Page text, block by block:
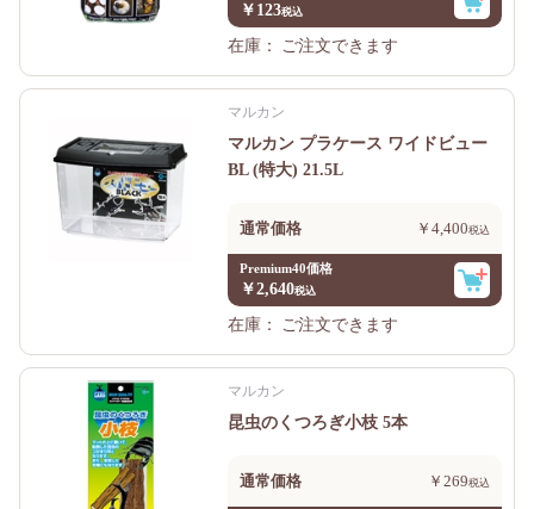
￥123
在庫：
ご注文できます
マルカン
マルカン プラケース ワイドビュー
BL (特大) 21.5L
通常価格 ￥4,400
Premium40価格
￥2,640
在庫：
ご注文できます
マルカン
昆虫のくつろぎ小枝 5本
通常価格 ￥269